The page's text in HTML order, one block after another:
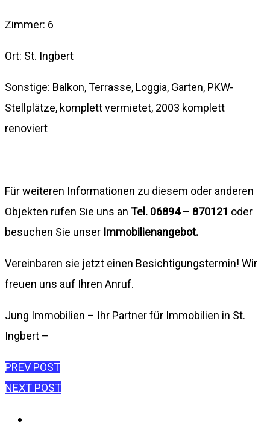
Zimmer: 6
Ort: St. Ingbert
Sonstige: Balkon, Terrasse, Loggia, Garten, PKW-
Stellplätze, komplett vermietet, 2003 komplett
renoviert
Für weiteren Informationen zu diesem oder anderen
Objekten rufen Sie uns an Tel. 06894 – 870121 oder
besuchen Sie unser Immobilienangebot.
Vereinbaren sie jetzt einen Besichtigungstermin! Wir
freuen uns auf Ihren Anruf.
Jung Immobilien – Ihr Partner für Immobilien in St.
Ingbert –
Beitragsnavigation
PREV POST
NEXT POST